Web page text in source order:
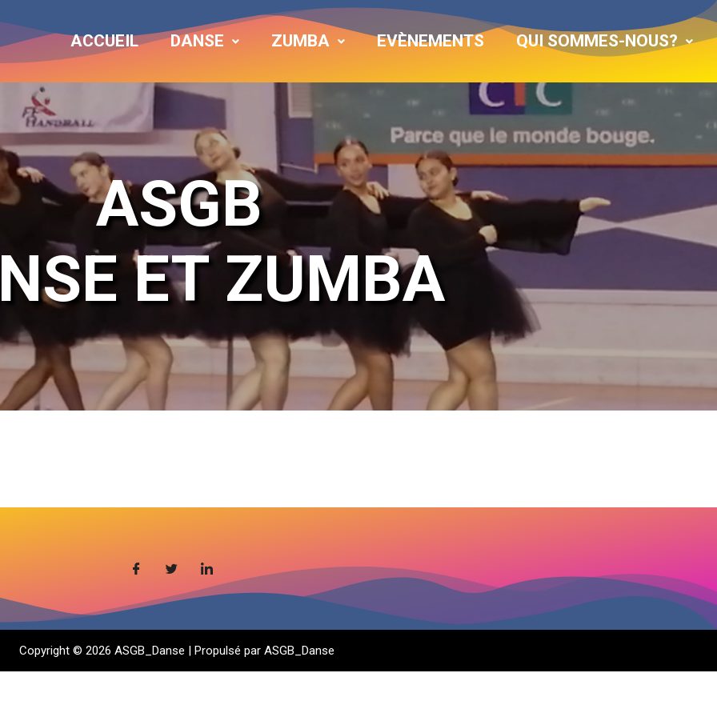
ACCUEIL DANSE ZUMBA EVÈNEMENTS QUI SOMMES-NOUS?
ASGB
ET ZUMBA
Copyright © 2026 ASGB_Danse | Propulsé par ASGB_Danse